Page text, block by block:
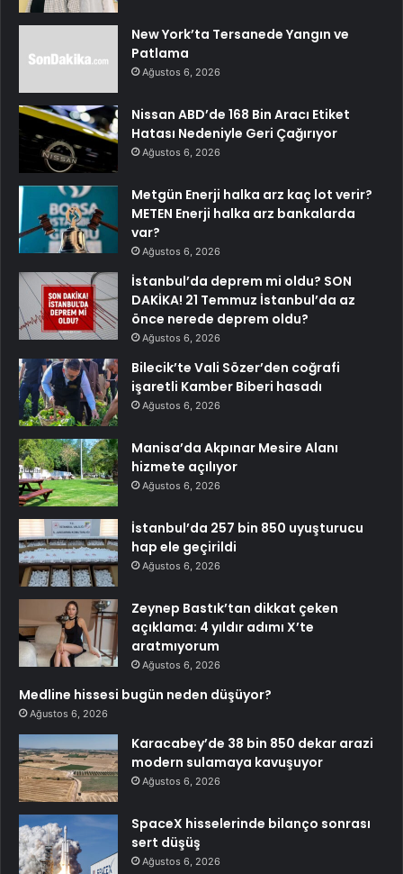
New York’ta Tersanede Yangın ve
Patlama
Ağustos 6, 2026
Nissan ABD’de 168 Bin Aracı Etiket
Hatası Nedeniyle Geri Çağırıyor
Ağustos 6, 2026
Metgün Enerji halka arz kaç lot verir?
METEN Enerji halka arz bankalarda
var?
Ağustos 6, 2026
İstanbul’da deprem mi oldu? SON
DAKİKA! 21 Temmuz İstanbul’da az
önce nerede deprem oldu?
Ağustos 6, 2026
Bilecik’te Vali Sözer’den coğrafi
işaretli Kamber Biberi hasadı
Ağustos 6, 2026
Manisa’da Akpınar Mesire Alanı
hizmete açılıyor
Ağustos 6, 2026
İstanbul’da 257 bin 850 uyuşturucu
hap ele geçirildi
Ağustos 6, 2026
Zeynep Bastık’tan dikkat çeken
açıklama: 4 yıldır adımı X’te
aratmıyorum
Ağustos 6, 2026
Medline hissesi bugün neden düşüyor?
Ağustos 6, 2026
Karacabey’de 38 bin 850 dekar arazi
modern sulamaya kavuşuyor
Ağustos 6, 2026
SpaceX hisselerinde bilanço sonrası
sert düşüş
Ağustos 6, 2026